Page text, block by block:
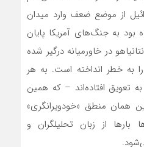
از موضع ضعف وارد میدان
بود به جنگ‌های آمریکا پایان
در خاورمیانه درگیر شده
به خطر انداخته است. به هر
تعویق افتاده‌اند – که همین
منطق «خودویرانگری»
بارها از زبان تحلیلگران و